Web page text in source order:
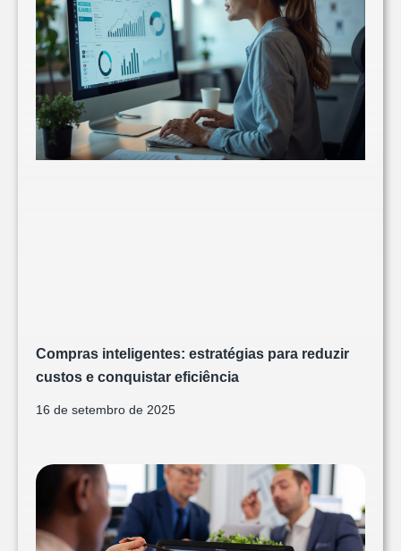
Compras inteligentes: estratégias para reduzir
custos e conquistar eficiência
16 de setembro de 2025